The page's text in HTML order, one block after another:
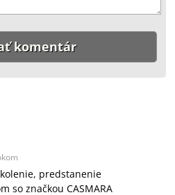
predstanenie
so značkou CASMARA